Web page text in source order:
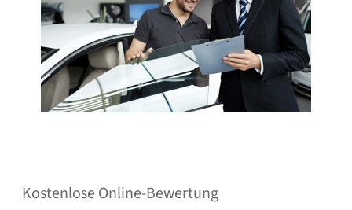
Kostenlose Online-Bewertung